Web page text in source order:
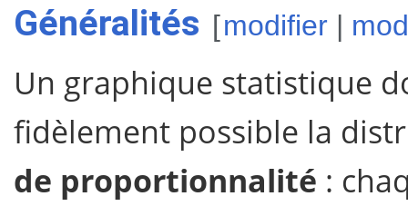
Généralités [modifier |
Un graphique statistique
fidèlement possible la
de proportionnalité :